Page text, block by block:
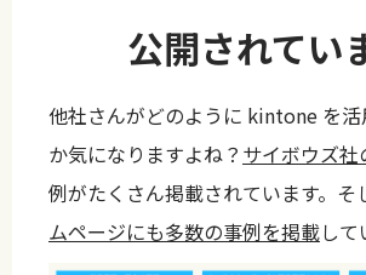
公開されてい
他社さんがどのように kintone を活
か気になりますよね？ サイボウズ社
例がたくさん掲載されています。そ
ムページにも多数の事例を掲載して